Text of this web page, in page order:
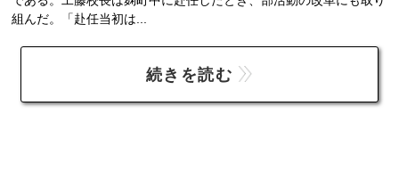
組んだ。「赴任当初は...
続きを読む